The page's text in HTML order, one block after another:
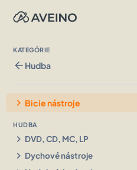
KATEGÓRIE
arrow_back Hudba
chevron_right Bicie nástroje
HUDBA
chevron_right DVD, CD, MC, LP
chevron_right Dychové nástroje